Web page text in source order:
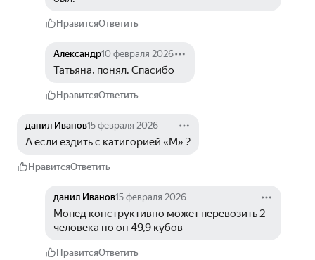
НравитсяОтветить
Александр10 февраля 2026
Татьяна, понял. Спасибо
НравитсяОтветить
данил Иванов15 февраля 2026
А если ездить с катигорией «М» ?
НравитсяОтветить
данил Иванов15 февраля 2026
Мопед конструктивно может перевозить 2
человека но он 49,9 кубов
НравитсяОтветить